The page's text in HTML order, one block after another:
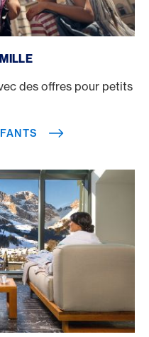
des offres pour petits